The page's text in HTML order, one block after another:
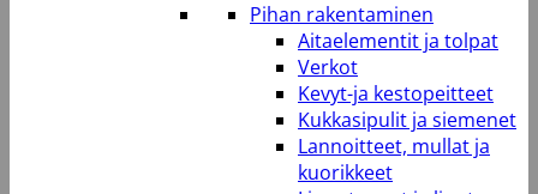
Pihan rakentaminen
Aitaelementit ja tolpat
Verkot
Kevyt-ja kestopeitteet
Kukkasipulit ja siemenet
Lannoitteet, mullat ja
kuorikkeet